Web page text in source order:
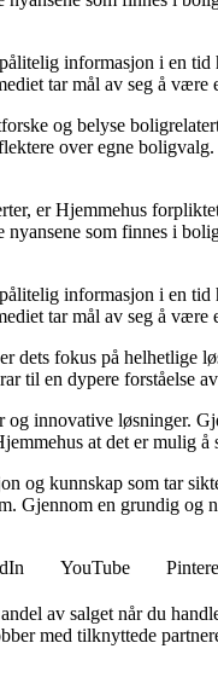
informasjon i en
tar mål av seg å
og belyse
over egne
er Hjemmehus
som finnes i
informasjon i en
tar mål av seg å
dets fokus på helhetlige
til en dypere forståelse
innovative løsninger.
at det er mulig
og kunnskap som tar
Gjennom en grundig
YouTube
av salget når du
med tilknyttede